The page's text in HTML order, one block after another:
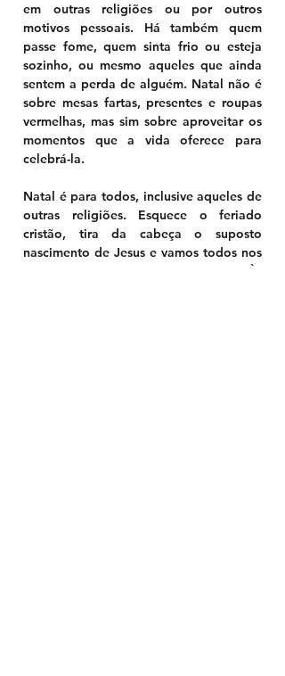
em outras religiões ou por outros
motivos pessoais. Há também quem
passe fome, quem sinta frio ou esteja
sozinho, ou mesmo aqueles que ainda
sentem a perda de alguém. Natal não é
sobre mesas fartas, presentes e roupas
vermelhas, mas sim sobre aproveitar os
momentos que a vida oferece para
celebrá-la.
Natal é para todos, inclusive aqueles de
outras religiões. Esquece o feriado
cristão, tira da cabeça o suposto
nascimento de Jesus e vamos todos nos
unir em prol de nossas famílias. Às